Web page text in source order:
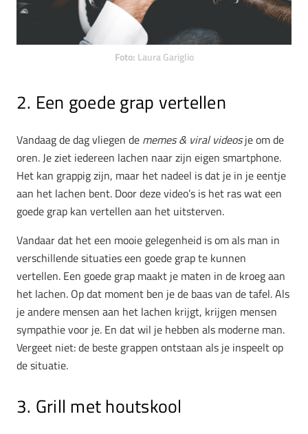
Foto: Laura Gariglio
2. Een goede grap vertellen
Vandaag de dag vliegen de memes & viral videosje om de
oren. Je ziet iedereen lachen naar zijn eigen smartphone.
Het kan grappig zijn, maar het nadeel is dat je in je eentje
aan het lachen bent. Door deze video’s is het ras wat een
goede grap kan vertellen aan het uitsterven.
Vandaar dat het een mooie gelegenheid is om als man in
verschillende situaties een goede grap te kunnen
vertellen. Een goede grap maakt je maten in de kroeg aan
het lachen. Op dat moment ben je de baas van de tafel. Als
je andere mensen aan het lachen krijgt, krijgen mensen
sympathie voor je. En dat wil je hebben als moderne man.
Vergeet niet: de beste grappen ontstaan als je inspeelt op
de situatie.
3. Grill met houtskool